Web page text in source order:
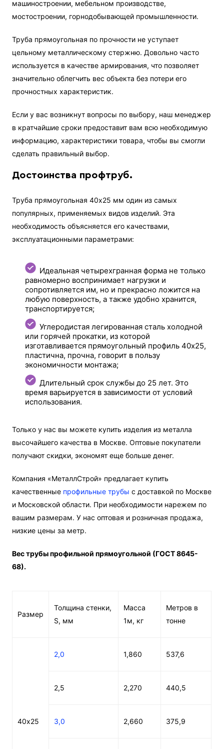
машиностроении, мебельном производстве,
мостостроении, горнодобывающей промышленности.
Труба прямоугольная по прочности не уступает
цельному металлическому стержню. Довольно часто
используется в качестве армирования, что позволяет
значительно облегчить вес объекта без потери его
прочностных характеристик.
Если у вас возникнут вопросы по выбору, наш менеджер
в кратчайшие сроки предоставит вам всю необходимую
информацию, характеристики товара, чтобы вы смогли
сделать правильный выбор.
Достоинства профтруб.
Труба прямоугольная 40х25 мм один из самых
популярных, применяемых видов изделий. Эта
необходимость объясняется его качествами,
эксплуатационными параметрами:
Идеальная четырехгранная форма не только
равномерно воспринимает нагрузки и
сопротивляется им, но и прекрасно ложится на
любую поверхность, а также удобно хранится,
транспортируется;
Углеродистая легированная сталь холодной
или горячей прокатки, из которой
изготавливается прямоугольный профиль 40х25,
пластична, прочна, говорит в пользу
экономичности монтажа;
Длительный срок службы до 25 лет. Это
время варьируется в зависимости от условий
использования.
Только у нас вы можете купить изделия из металла
высочайшего качества в Москве. Оптовые покупатели
получают скидки, экономят еще больше денег.
Компания «МеталлСтрой» предлагает купить
качественные профильные трубы с доставкой по Москве
и Московской области. При необходимости нарежем по
вашим размерам. У нас оптовая и розничная продажа,
низкие цены за метр.
Вес трубы профильной прямоугольной (ГОСТ 8645-
68).
Размер
Толщина стенки,
S, мм
Масса
1м, кг
Метров в
тонне
40х25
2,0 1,860 537,6
2,5 2,270 440,5
3,0 2,660 375,9